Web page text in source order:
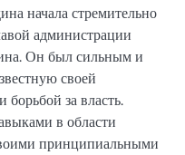
начала стремительно
администрации
Он был сильным и
своей
борьбой за власть.
в области
принципиальными